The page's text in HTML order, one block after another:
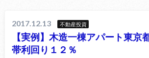
2017.12.13 不動産投資
【実例】木造一棟アパート東京
帯利回り１２％